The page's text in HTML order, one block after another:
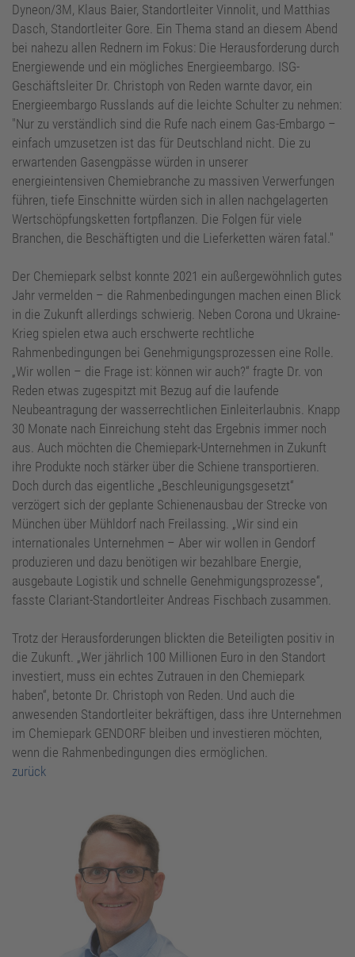
Dyneon/3M, Klaus Baier, Standortleiter Vinnolit, und Matthias
Dasch, Standortleiter Gore. Ein Thema stand an diesem Abend
bei nahezu allen Rednern im Fokus: Die Herausforderung durch
Energiewende und ein mögliches Energieembargo. ISG-
Geschäftsleiter Dr. Christoph von Reden warnte davor, ein
Energieembargo Russlands auf die leichte Schulter zu nehmen:
"Nur zu verständlich sind die Rufe nach einem Gas-Embargo –
einfach umzusetzen ist das für Deutschland nicht. Die zu
erwartenden Gasengpässe würden in unserer
energieintensiven Chemiebranche zu massiven Verwerfungen
führen, tiefe Einschnitte würden sich in allen nachgelagerten
Wertschöpfungsketten fortpflanzen. Die Folgen für viele
Branchen, die Beschäftigten und die Lieferketten wären fatal."
Der Chemiepark selbst konnte 2021 ein außergewöhnlich gutes
Jahr vermelden – die Rahmenbedingungen machen einen Blick
in die Zukunft allerdings schwierig. Neben Corona und Ukraine-
Krieg spielen etwa auch erschwerte rechtliche
Rahmenbedingungen bei Genehmigungsprozessen eine Rolle.
„Wir wollen – die Frage ist: können wir auch?“ fragte Dr. von
Reden etwas zugespitzt mit Bezug auf die laufende
Neubeantragung der wasserrechtlichen Einleiterlaubnis. Knapp
30 Monate nach Einreichung steht das Ergebnis immer noch
aus. Auch möchten die Chemiepark-Unternehmen in Zukunft
ihre Produkte noch stärker über die Schiene transportieren.
Doch durch das eigentliche „Beschleunigungsgesetzt“
verzögert sich der geplante Schienenausbau der Strecke von
München über Mühldorf nach Freilassing. „Wir sind ein
internationales Unternehmen – Aber wir wollen in Gendorf
produzieren und dazu benötigen wir bezahlbare Energie,
ausgebaute Logistik und schnelle Genehmigungsprozesse“,
fasste Clariant-Standortleiter Andreas Fischbach zusammen.
Trotz der Herausforderungen blickten die Beteiligten positiv in
die Zukunft. „Wer jährlich 100 Millionen Euro in den Standort
investiert, muss ein echtes Zutrauen in den Chemiepark
haben“, betonte Dr. Christoph von Reden. Und auch die
anwesenden Standortleiter bekräftigen, dass ihre Unternehmen
im Chemiepark GENDORF bleiben und investieren möchten,
wenn die Rahmenbedingungen dies ermöglichen.
zurück